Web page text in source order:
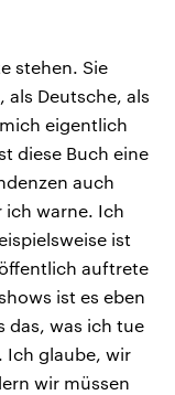
stehen. Sie
als Deutsche, als
eigentlich
diese Buch eine
auch
warne. Ich
ist
auftrete
ist es eben
das, was ich tue
Ich glaube, wir
wir müssen